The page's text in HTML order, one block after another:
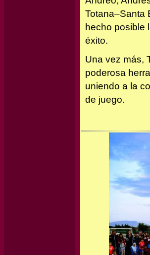
Totana–Santa
hecho posible
éxito.
Una vez más,
poderosa
uniendo a la
de juego.